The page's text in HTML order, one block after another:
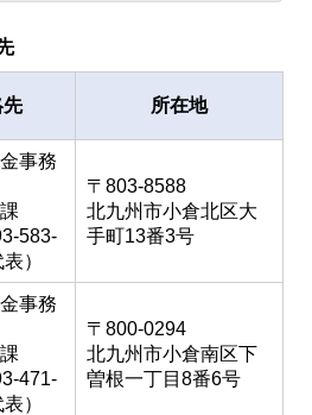
先 所在地
事務
課
583-
）
〒803-8588
北九州市小倉北区大
手町13番3号
事務
471-
）
〒800-0294
北九州市小倉南区下
曽根一丁目8番6号